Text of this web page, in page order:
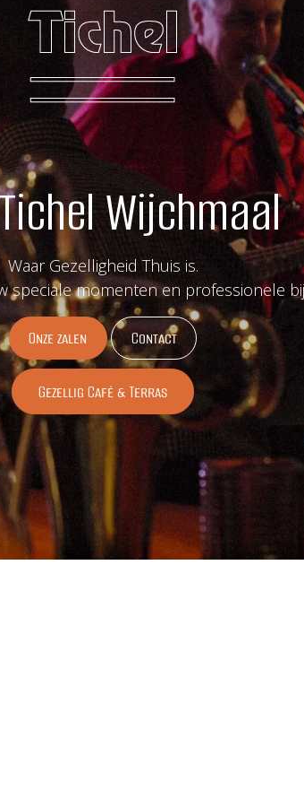
Wijchmaal
Waar Gezelligheid Thuis is.
speciale momenten en professionele
Onze zalen Cont​​​​act
Gezellig Café & Terras